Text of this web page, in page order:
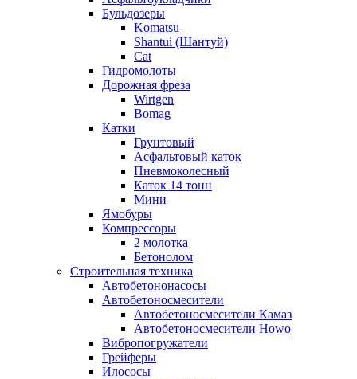
Бульдозеры
Komatsu
Shantui (Шантуй)
Cat
Гидромолоты
Дорожная фреза
Wirtgen
Bomag
Катки
Грунтовый
Асфальтовый каток
Пневмоколесный
Каток 14 тонн
Мини
Ямобуры
Компрессоры
2 молотка
Бетонолом
Строительная техника
Автобетононасосы
Автобетоносмесители
Автобетоносмесители Камаз
Автобетоносмесители Howo
Вибропогружатели
Грейферы
Илососы